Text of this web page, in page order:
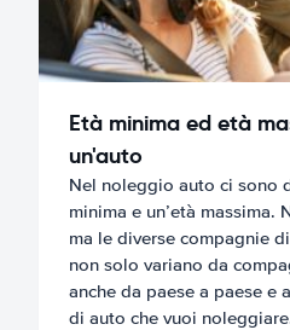
Età minima ed età
un'auto
Nel noleggio auto ci sono
minima e un’età
ma le diverse compagnie
non solo variano da
anche da paese a paese
di auto che vuoi